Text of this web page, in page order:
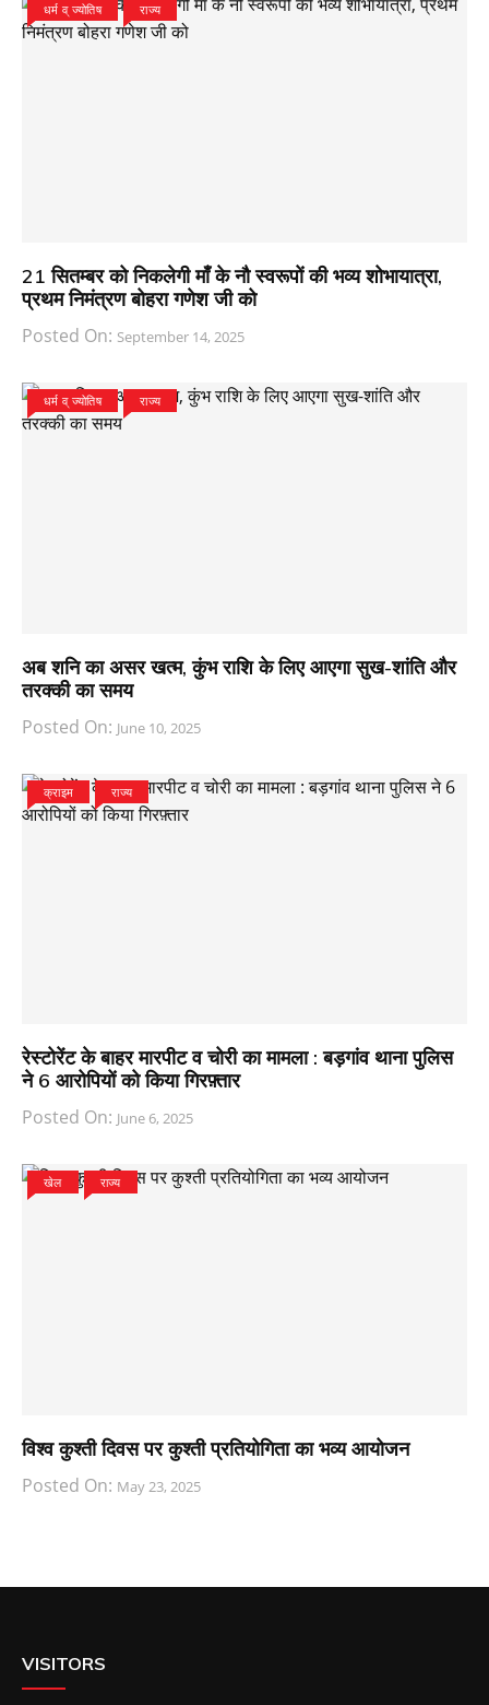
धर्म व् ज्योतिष राज्य
21 सितम्बर को निकलेगी माँ के नौ स्वरूपों की भव्य शोभायात्रा,
प्रथम निमंत्रण बोहरा गणेश जी को
Posted On: September 14, 2025
धर्म व् ज्योतिष राज्य
अब शनि का असर खत्म, कुंभ राशि के लिए आएगा सुख-शांति और
तरक्की का समय
Posted On: June 10, 2025
क्राइम राज्य
रेस्टोरेंट के बाहर मारपीट व चोरी का मामला : बड़गांव थाना पुलिस
ने 6 आरोपियों को किया गिरफ़्तार
Posted On: June 6, 2025
खेल राज्य
विश्व कुश्ती दिवस पर कुश्ती प्रतियोगिता का भव्य आयोजन
Posted On: May 23, 2025
VISITORS